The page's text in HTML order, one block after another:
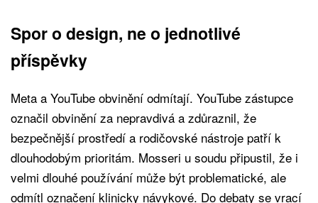
Spor o design, ne o jednotlivé
příspěvky
Meta a YouTube obvinění odmítají. YouTube zástupce
označil obvinění za nepravdivá a zdůraznil, že
bezpečnější prostředí a rodičovské nástroje patří k
dlouhodobým prioritám. Mosseri u soudu připustil, že i
velmi dlouhé používání může být problematické, ale
odmítl označení klinicky návykové. Do debaty se vrací